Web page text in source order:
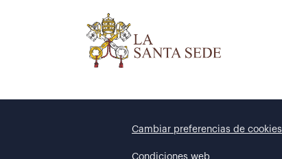
Cambiar preferencias de cookies
Condiciones web